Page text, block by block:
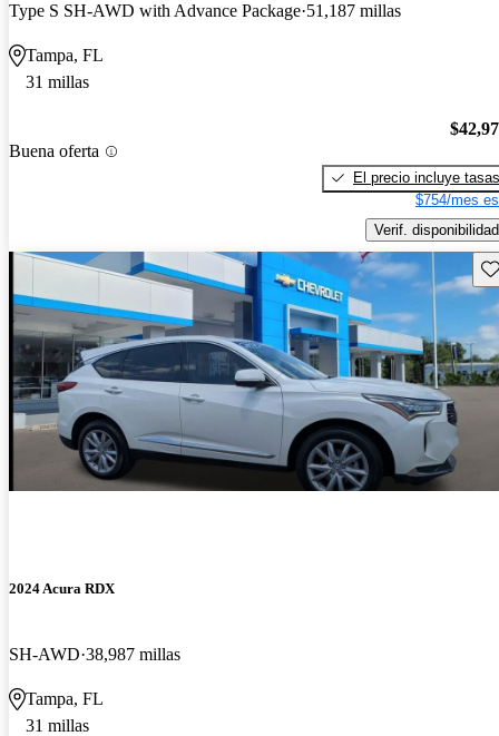
Type S SH-AWD with Advance Package 51,187 millas
Tampa, FL
31 millas
Buena oferta
El precio incluye tasas
$754/mes
Verif. disponibilidad
2024 Acura RDX
SH-AWD 38,987 millas
Tampa, FL
31 millas